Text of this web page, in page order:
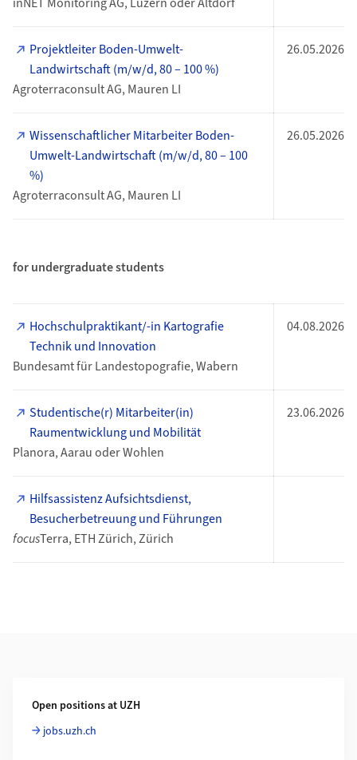
Projektleiter Boden-Umwelt-
Landwirtschaft (m/w/d, 80 – 100 %)
Agroterraconsult AG, Mauren LI
26.05.2026
Wissenschaftlicher Mitarbeiter Boden-
Umwelt-Landwirtschaft (m/w/d, 80 – 100
%)
Agroterraconsult AG, Mauren LI
26.05.2026
for undergraduate students
Hochschulpraktikant/-in Kartografie
Technik und Innovation
Bundesamt für Landestopografie, Wabern
04.08.2026
Studentische(r) Mitarbeiter(in)
Raumentwicklung und Mobilität
Planora, Aarau oder Wohlen
23.06.2026
Hilfsassistenz Aufsichtsdienst,
Besucherbetreuung und Führungen
focusTerra, ETH Zürich, Zürich
Open positions at UZH
jobs.uzh.ch